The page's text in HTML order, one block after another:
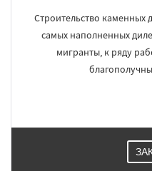
Строительство каменных
самых наполненных
мигранты, к ряду